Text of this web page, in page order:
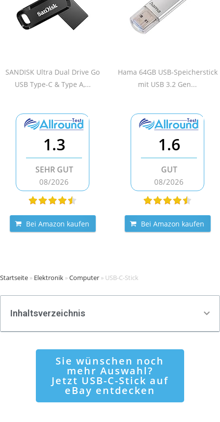
SANDISK Ultra Dual Drive Go
USB Type-C & Type A,...
Hama 64GB USB-Speicherstick
mit USB 3.2 Gen...
1.3
SEHR GUT
08/2026
Bei Amazon kaufen
1.6
GUT
08/2026
Bei Amazon kaufen
Startseite » Elektronik »Computer » USB-C-Stick
Inhaltsverzeichnis
Sie wünschen noch
mehr Auswahl?
Jetzt USB-C-Stick auf
eBay entdecken